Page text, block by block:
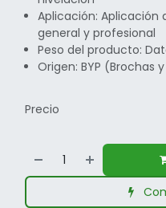
Aplicación: Aplicación
general y profesional
Peso del producto:
Origen: BYP (Brochas
Precio